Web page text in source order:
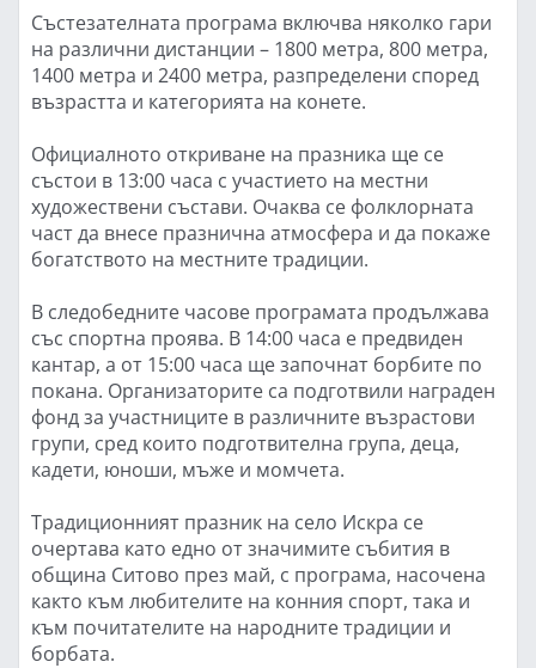
Състезателната програма включва няколко гари
на различни дистанции – 1800 метра, 800 метра,
1400 метра и 2400 метра, разпределени според
възрастта и категорията на конете.
Официалното откриване на празника ще се
състои в 13:00 часа с участието на местни
художествени състави. Очаква се фолклорната
част да внесе празнична атмосфера и да покаже
богатството на местните традиции.
В следобедните часове програмата продължава
със спортна проява. В 14:00 часа е предвиден
кантар, а от 15:00 часа ще започнат борбите по
покана. Организаторите са подготвили награден
фонд за участниците в различните възрастови
групи, сред които подготвителна група, деца,
кадети, юноши, мъже и момчета.
Традиционният празник на село Искра се
очертава като едно от значимите събития в
община Ситово през май, с програма, насочена
както към любителите на конния спорт, така и
към почитателите на народните традиции и
борбата.